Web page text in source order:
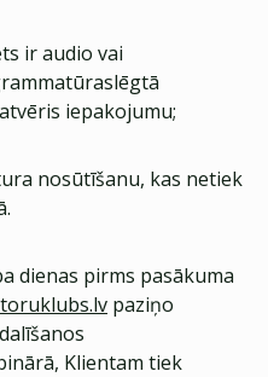
ir audio vai
iepakojumu;
nosūtīšanu, kas netiek
dienas pirms pasākuma
paziņo
Klientam tiek